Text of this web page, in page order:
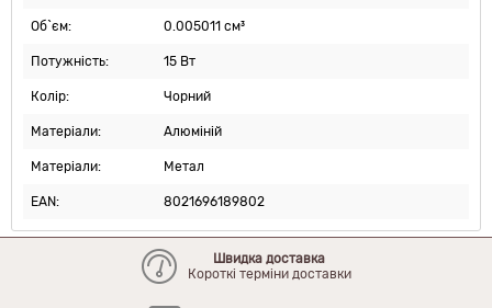
Об`єм: 0.005011 см³
Потужність: 15 Вт
Колір: Чорний
Матеріали: Алюміній
Матеріали: Метал
EAN: 8021696189802
Швидка доставка
Короткі терміни доставки